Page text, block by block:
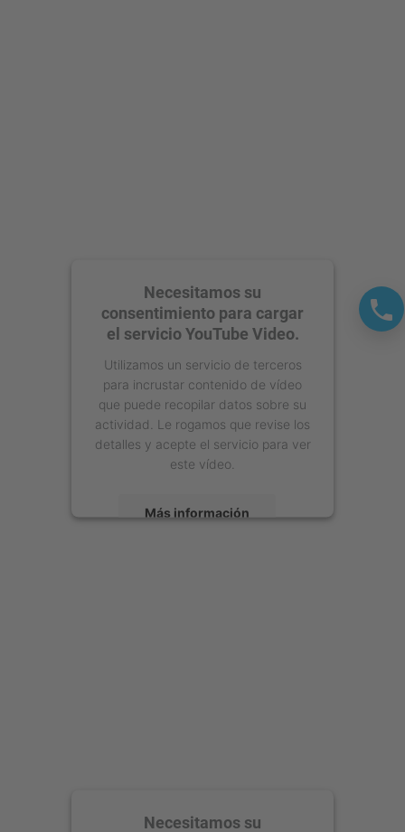
Necesitamos su
consentimiento para cargar
el servicio YouTube Video.
Utilizamos un servicio de terceros
para incrustar contenido de vídeo
que puede recopilar datos sobre su
actividad. Le rogamos que revise los
detalles y acepte el servicio para ver
este vídeo.
Más información
Necesitamos su